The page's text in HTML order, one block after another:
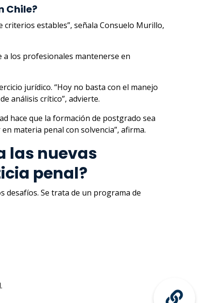
Chile?
estables”, señala Consuelo Murillo,
a los profesionales mantenerse en
jurídico. “Hoy no basta con el manejo
análisis crítico”, advierte.
hace que la formación de postgrado sea
materia penal con solvencia”, afirma.
las nuevas
penal?
Se trata de un programa de